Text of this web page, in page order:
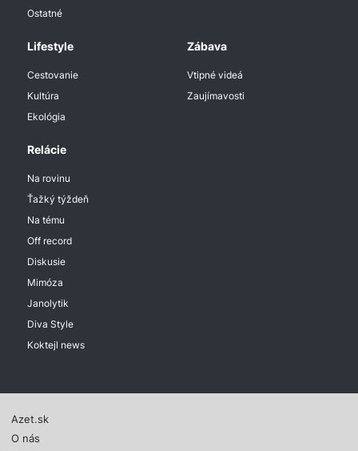
Ostatné
Lifestyle
Cestovanie
Kultúra
Ekológia
Zábava
Vtipné videá
Zaujímavosti
Relácie
Na rovinu
Ťažký týždeň
Na tému
Off record
Diskusie
Mimóza
Janolytik
Diva Style
Koktejl news
Azet.sk
O nás